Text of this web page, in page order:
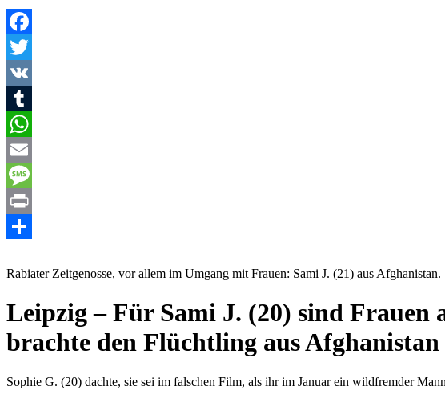
Facebook
Twitter
VK
Tumblr
WhatsApp
Email
Message
Print
Rabiater Zeitgenosse, vor allem im Umgang mit Frauen: Sami J. (21) aus Afghanistan.
Leipzig – Für Sami J. (20) sind Frauen
brachte den Flüchtling aus
Sophie G. (20) dachte, sie sei im falschen Film, als ihr im Januar ein wildfremder